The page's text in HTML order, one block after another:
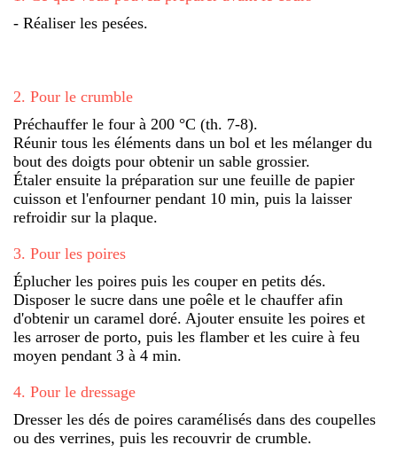
- Réaliser les pesées.
2. Pour le crumble
Préchauffer le four à 200 °C (th. 7-8).
Réunir tous les éléments dans un bol et les mélanger du
bout des doigts pour obtenir un sable grossier.
Étaler ensuite la préparation sur une feuille de papier
cuisson et l'enfourner pendant 10 min, puis la laisser
refroidir sur la plaque.
3. Pour les poires
Éplucher les poires puis les couper en petits dés.
Disposer le sucre dans une poêle et le chauffer afin
d'obtenir un caramel doré. Ajouter ensuite les poires et
les arroser de porto, puis les flamber et les cuire à feu
moyen pendant 3 à 4 min.
4. Pour le dressage
Dresser les dés de poires caramélisés dans des coupelles
ou des verrines, puis les recouvrir de crumble.